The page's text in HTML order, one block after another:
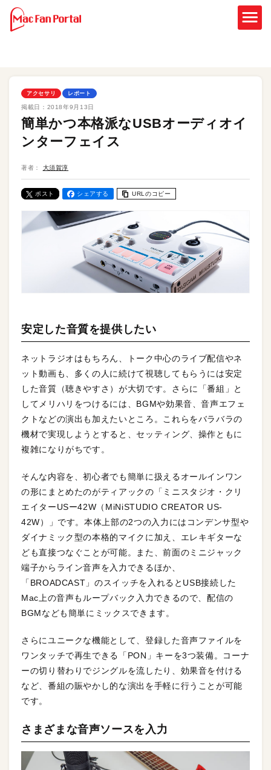
アクセサリ レポート
掲載日： 2018年9月13日
簡単かつ本格派なUSBオーディオイ
ンターフェイス
著者： 大須賀淳
ポスト シェアする URLのコピー
安定した音質を提供したい
ネットラジオはもちろん、トーク中心のライブ配信やネ
ット動画も、多くの人に続けて視聴してもらうには安定
した音質（聴きやすさ）が大切です。さらに「番組」と
してメリハリをつけるには、BGMや効果音、音声エフェ
クトなどの演出も加えたいところ。これらをバラバラの
機材で実現しようとすると、セッティング、操作ともに
複雑になりがちです。
そんな内容を、初心者でも簡単に扱えるオールインワン
の形にまとめたのがティアックの「ミニスタジオ・クリ
エイターUSー42W（MiNiSTUDIO CREATOR US-
42W）」です。本体上部の2つの入力にはコンデンサ型や
ダイナミック型の本格的マイクに加え、エレキギターな
ども直接つなぐことが可能。また、前面のミニジャック
端子からライン音声を入力できるほか、
「BROADCAST」のスイッチを入れるとUSB接続した
Mac上の音声もループバック入力できるので、配信の
BGMなども簡単にミックスできます。
さらにユニークな機能として、登録した音声ファイルを
ワンタッチで再生できる「PON」キーを3つ装備。コーナ
ーの切り替わりでジングルを流したり、効果音を付ける
など、番組の賑やかし的な演出を手軽に行うことが可能
です。
さまざまな音声ソースを入力